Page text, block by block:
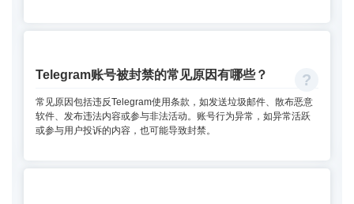
Telegram账号被封禁的常见原因有哪些？
常见原因包括违反Telegram使用条款，如发送垃圾邮件、散布恶意
软件、发布违法内容或参与非法活动。账号行为异常，如异常活跃
或参与用户投诉的内容，也可能导致封禁。